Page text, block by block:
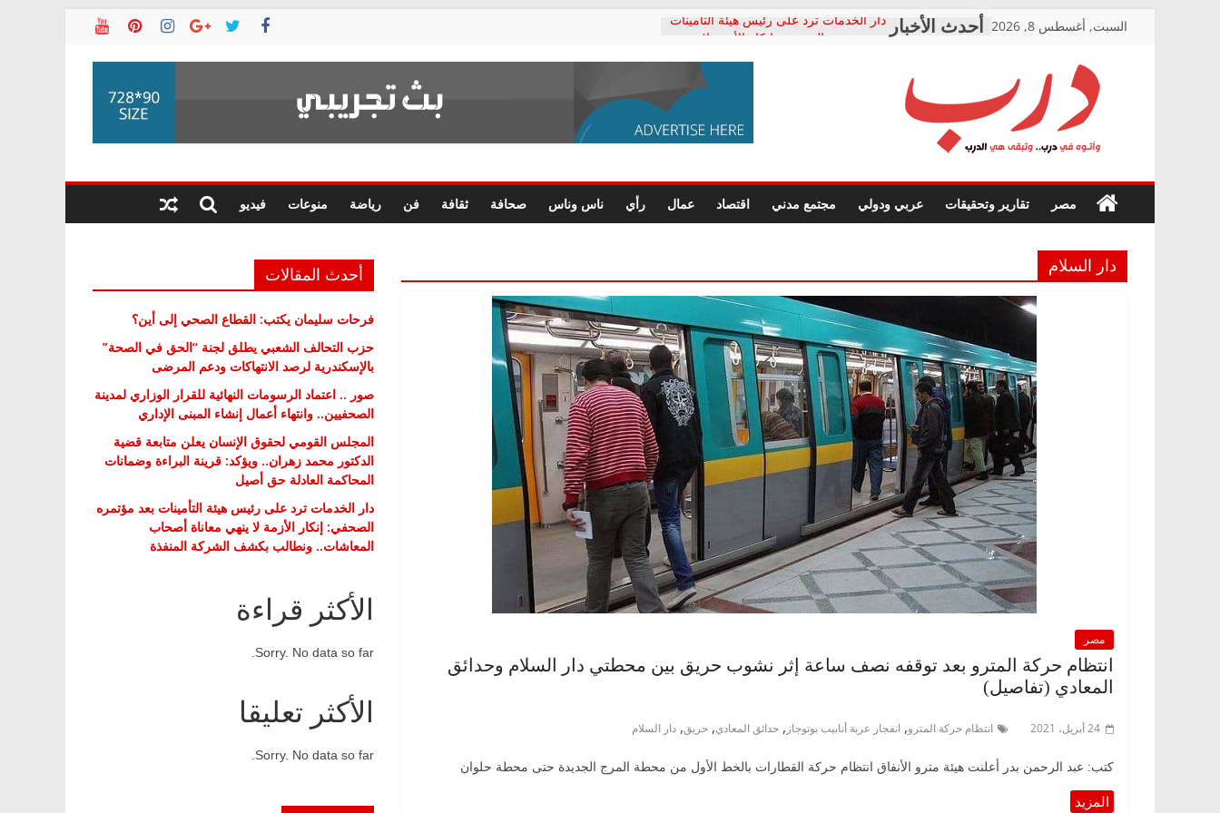
السبت, أغسطس 8, 2026
دار الخدمات ترد على رئيس هيئة التأمينات
معاناة أصحاب المعاشات.. ونطالب بكشف
فرحات سليمان يكتب: القطاع الصحي إلى
حزب التحالف الشعبي يطلق لجنة “الحق
صور .. اعتماد الرسومات النهائية للقرار
الوزاري لمدينة الصحفيين.. وانتهاء أعمال
إنشاء المبنى الإداري
قرينة البراءة وضمانات المحاكمة العادلة
حق أصيل
درب
في
درب..
هي
الدرب
مصر تقارير وتحقيقات عربي ودولي مجتمع مدني اقتصاد عمال رأي ناس وناس صحافة ثقافة فن رياضة منوعات فيديو
دار السلام
مصر
انتظام حركة المترو بعد توقفه نصف ساعة إثر نشوب حريق بين محطتي دار السلام وحدائق
المعادي (تفاصيل)
24 أبريل، 2021 انتظام حركة المترو, انفجار عربة أنابيب بوتوجاز , حدائق المعادي, حريق, دار السلام
كتب: عبد الرحمن بدر أعلنت هيئة مترو الأنفاق انتظام حركة القطارات بالخط الأول من محطة المرج الجديدة حتى محطة حلوان
أحدث المقالات
فرحات سليمان يكتب: القطاع الصحي إلى أين؟
حزب التحالف الشعبي يطلق لجنة “الحق في الصحة”
بالإسكندرية لرصد الانتهاكات ودعم المرضى
صور .. اعتماد الرسومات النهائية للقرار الوزاري لمدينة
الصحفيين.. وانتهاء أعمال إنشاء المبنى الإداري
المجلس القومي لحقوق الإنسان يعلن متابعة قضية
الدكتور محمد زهران.. ويؤكد: قرينة البراءة وضمانات
المحاكمة العادلة حق أصيل
دار الخدمات ترد على رئيس هيئة التأمينات بعد مؤتمره
الصحفي: إنكار الأزمة لا ينهي معاناة أصحاب
المعاشات.. ونطالب بكشف الشركة المنفذة
الأكثر قراءة
Sorry. No data so far.
الأكثر تعليقا
Sorry. No data so far.